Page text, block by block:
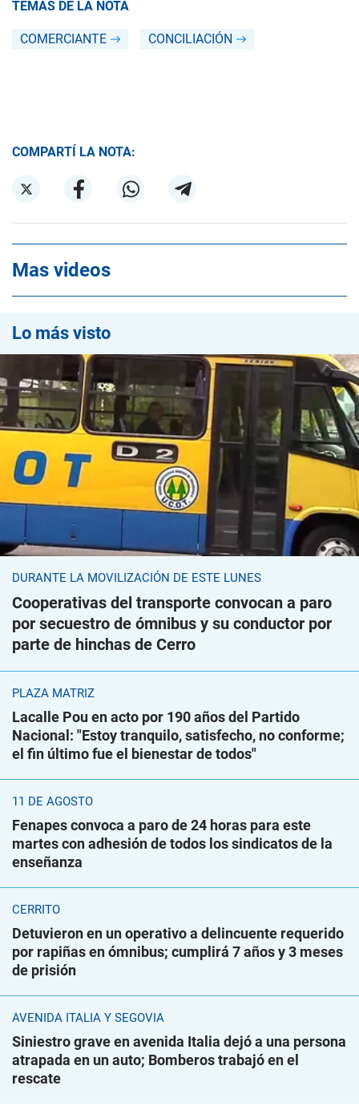
TEMAS DE LA NOTA
COMERCIANTE CONCILIACIÓN
COMPARTÍ LA NOTA:
Mas videos
Lo más visto
DURANTE LA MOVILIZACIÓN DE ESTE LUNES
Cooperativas del transporte convocan a paro
por secuestro de ómnibus y su conductor por
parte de hinchas de Cerro
PLAZA MATRIZ
Lacalle Pou en acto por 190 años del Partido
Nacional: "Estoy tranquilo, satisfecho, no conforme;
el fin último fue el bienestar de todos"
11 DE AGOSTO
Fenapes convoca a paro de 24 horas para este
martes con adhesión de todos los sindicatos de la
enseñanza
CERRITO
Detuvieron en un operativo a delincuente requerido
por rapiñas en ómnibus; cumplirá 7 años y 3 meses
de prisión
AVENIDA ITALIA Y SEGOVIA
Siniestro grave en avenida Italia dejó a una persona
atrapada en un auto; Bomberos trabajó en el
rescate